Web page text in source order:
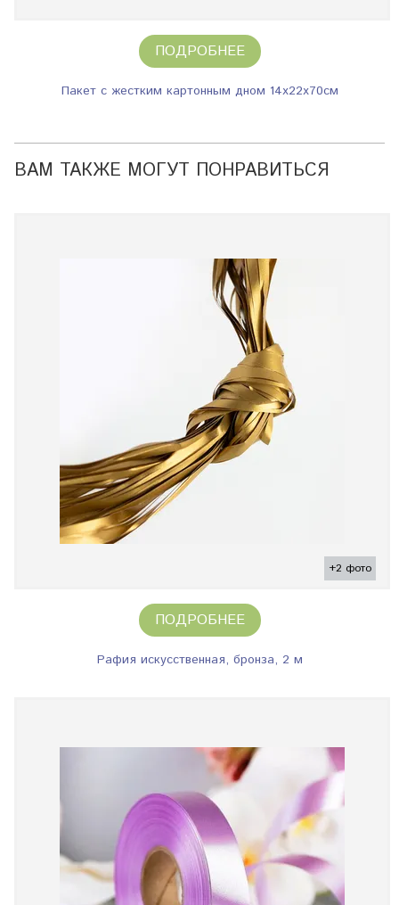
ПОДРОБНЕЕ
Пакет с жестким картонным дном 14х22х70см
ВАМ ТАКЖЕ МОГУТ ПОНРАВИТЬСЯ
+2 фото
ПОДРОБНЕЕ
Рафия искусственная, бронза, 2 м